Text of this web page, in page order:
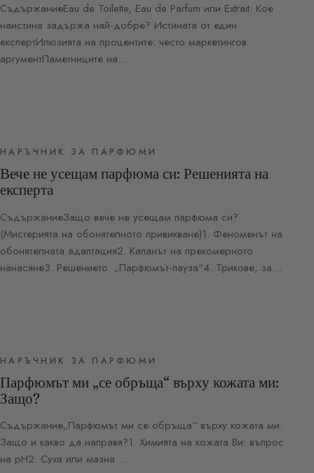
СъдържаниеEau de Toilette, Eau de Parfum или Extrait: Кое
наистина задържа най-добре? Истината от един
експертИлюзията на процентите: често маркетингов
аргументПаметниците на…
НАРЪЧНИК ЗА ПАРФЮМИ
Вече не усещам парфюма си: Решенията на
експерта
СъдържаниеЗащо вече не усещам парфюма си?
(Мистерията на обонятелното привикване)1. Феноменът на
обонятелната адаптация2. Капанът на прекомерното
нанасяне3. Решението: „Парфюмът-пауза“4. Трикове, за…
НАРЪЧНИК ЗА ПАРФЮМИ
Парфюмът ми „се обръща“ върху кожата ми:
Защо?
Съдържание„Парфюмът ми се обръща“ върху кожата ми:
Защо и какво да направя?1. Химията на кожата Ви: въпрос
на pH2. Суха или мазна…